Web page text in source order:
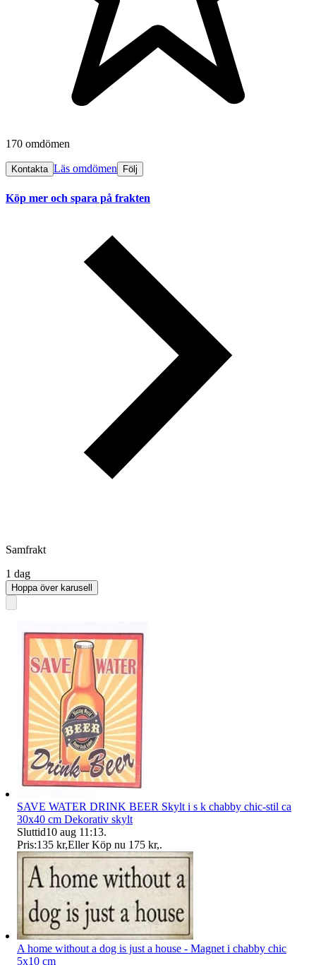
170 omdömen
Kontakta Läs omdömen Följ
Köp mer och spara på frakten
Samfrakt
1 dag
Hoppa över karusell
SAVE WATER DRINK BEER Skylt i s k chabby chic-stil ca
30x40 cm Dekorativ skylt
Sluttid10 aug 11:13.
Pris:135 kr,Eller Köp nu 175 kr,.
A home without a dog is just a house - Magnet i chabby chic
5x10 cm